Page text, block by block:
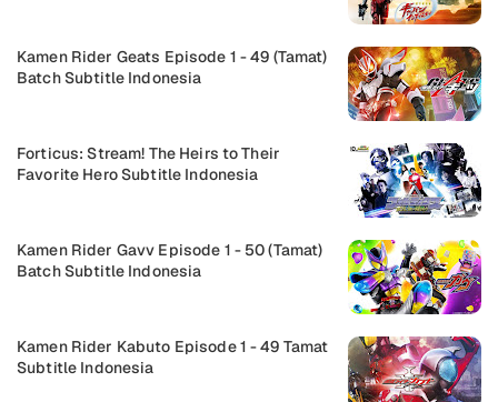
Kamen Rider Geats Episode 1 - 49 (Tamat)
Batch Subtitle Indonesia
Forticus: Stream! The Heirs to Their
Favorite Hero Subtitle Indonesia
Kamen Rider Gavv Episode 1 - 50 (Tamat)
Batch Subtitle Indonesia
Kamen Rider Kabuto Episode 1 - 49 Tamat
Subtitle Indonesia